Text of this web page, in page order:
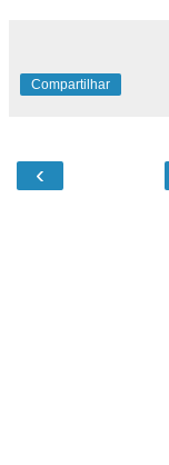
Compartilhar
‹